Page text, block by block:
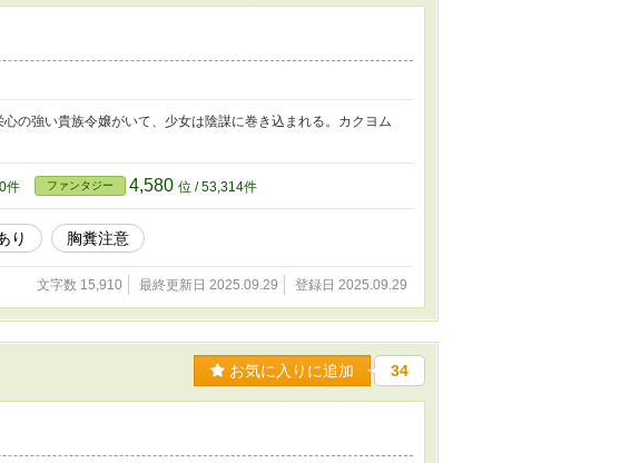
の強い貴族令嬢がいて、少女は陰謀に巻き込まれる。カクヨム
件 ファンタジー 4,580 位 / 53,314件
り 胸糞注意
文字数 15,910 最終更新日 2025.09.29 登録日 2025.09.29
お気に入りに追加 34